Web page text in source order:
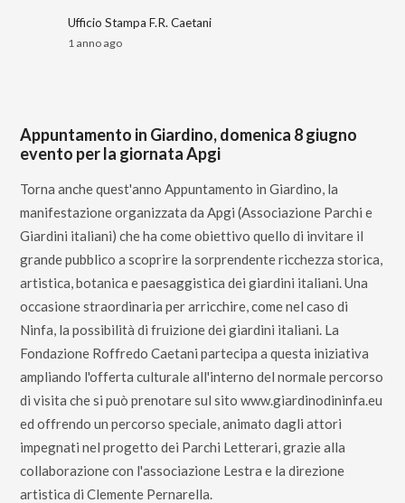
Ufficio Stampa F.R. Caetani
1 anno ago
Appuntamento in Giardino, domenica 8 giugno
evento per la giornata Apgi
Torna anche quest'anno Appuntamento in Giardino, la
manifestazione organizzata da Apgi (Associazione Parchi e
Giardini italiani) che ha come obiettivo quello di invitare il
grande pubblico a scoprire la sorprendente ricchezza storica,
artistica, botanica e paesaggistica dei giardini italiani. Una
occasione straordinaria per arricchire, come nel caso di
Ninfa, la possibilità di fruizione dei giardini italiani. La
Fondazione Roffredo Caetani partecipa a questa iniziativa
ampliando l'offerta culturale all'interno del normale percorso
di visita che si può prenotare sul sito www.giardinodininfa.eu
ed offrendo un percorso speciale, animato dagli attori
impegnati nel progetto dei Parchi Letterari, grazie alla
collaborazione con l'associazione Lestra e la direzione
artistica di Clemente Pernarella.